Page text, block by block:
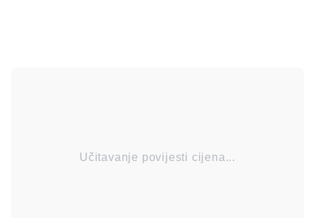
Učitavanje povijesti cijena...